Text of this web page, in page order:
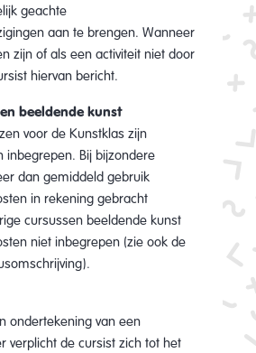
geachte
aan te brengen. Wanneer
zijn of als een activiteit niet door
hiervan bericht.
beeldende kunst
voor de Kunstklas zijn
inbegrepen. Bij bijzondere
dan gemiddeld gebruik
in rekening gebracht
cursussen beeldende kunst
niet inbegrepen (zie ook de
ondertekening van een
verplicht de cursist zich tot het